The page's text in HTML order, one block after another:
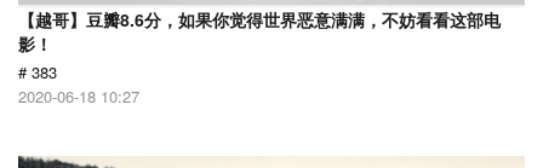
【越哥】豆瓣8.6分，如果你觉得世界恶意满满，不妨看看这部电
影！
# 383
2020-06-18 10:27